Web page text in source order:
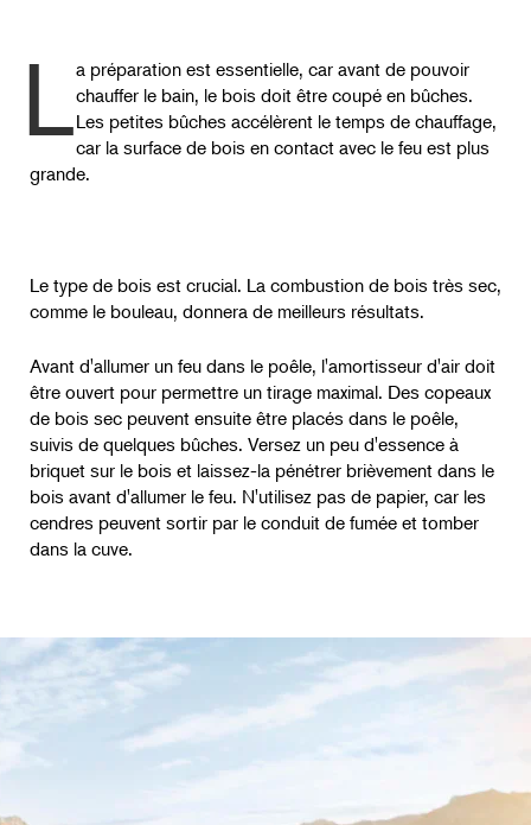
La préparation est essentielle, car avant de pouvoir
chauffer le bain, le bois doit être coupé en bûches.
Les petites bûches accélèrent le temps de chauffage,
car la surface de bois en contact avec le feu est plus
grande.
Le type de bois est crucial. La combustion de bois très sec,
comme le bouleau, donnera de meilleurs résultats.
Avant d'allumer un feu dans le poêle, l'amortisseur d'air doit
être ouvert pour permettre un tirage maximal. Des copeaux
de bois sec peuvent ensuite être placés dans le poêle,
suivis de quelques bûches. Versez un peu d'essence à
briquet sur le bois et laissez-la pénétrer brièvement dans le
bois avant d'allumer le feu. N'utilisez pas de papier, car les
cendres peuvent sortir par le conduit de fumée et tomber
dans la cuve.